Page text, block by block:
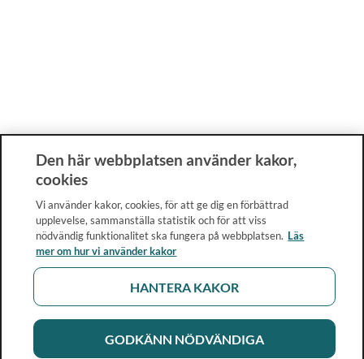
Den här webbplatsen använder kakor,
cookies
Vi använder kakor, cookies, för att ge dig en förbättrad
upplevelse, sammanställa statistik och för att viss
nödvändig funktionalitet ska fungera på webbplatsen. Läs
mer om hur vi använder kakor
HANTERA KAKOR
GODKÄNN NÖDVÄNDIGA